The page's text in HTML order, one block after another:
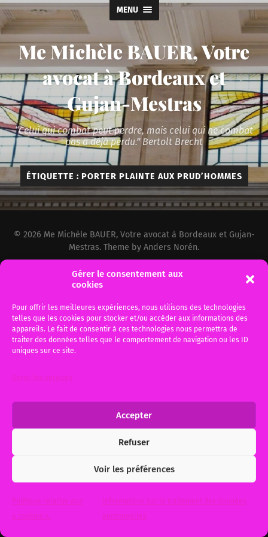
Gérer le consentement aux
cookies
Pour offrir les meilleures expériences, nous utilisons des technologies
telles que les cookies pour stocker et/ou accéder aux informations des
appareils. Le fait de consentir à ces technologies nous permettra de
traiter des données telles que le comportement de navigation ou les ID
uniques sur ce site.
Gérer les services
Accepter
Refuser
Voir les préférences
Politique relative aux
« cookies ».
Informations sur le traitement des données
personnelles
MENU
Me Michèle BAUER, Votre
avocat à Bordeaux et
Gujan-Mestras
“Celui qui combat peut perdre, mais celui qui ne combat
pas a déjà perdu.” Bertolt Brecht
ÉTIQUETTE : PORTER PLAINTE AUX PRUD’HOMMES
© 2026 Me Michèle BAUER, Votre avocat à Bordeaux et Gujan-
Mestras. Theme by Anders Norén.